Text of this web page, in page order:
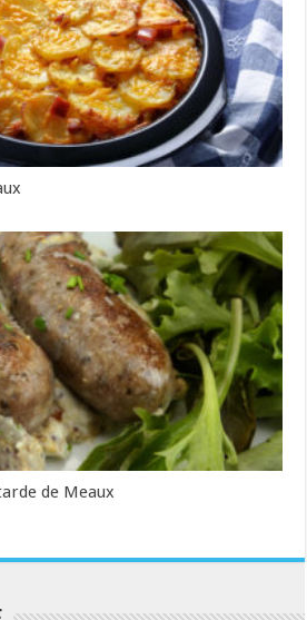
de Meaux